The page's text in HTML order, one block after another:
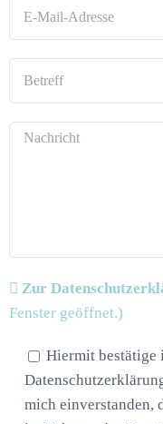
Zur
Fenster geöffnet.)
Hiermit bestätige
mich einverstanden,